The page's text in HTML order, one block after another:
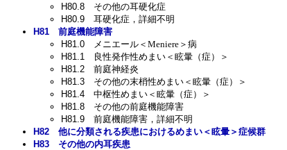
H80.8 その他の耳硬化症
H80.9 耳硬化症，詳細不明
H81 前庭機能障害
H81.0 メニエール＜Meniere＞病
H81.1
良性発作性めまい＜眩暈（症）＞
H81.2 前庭神経炎
H81.3 その他の末梢性めまい＜眩暈（症）＞
H81.4 中枢性めまい＜眩暈（症）＞
H81.8 その他の前庭機能障害
H81.9 前庭機能障害，詳細不明
H82 他に分類される疾患におけるめまい＜眩暈＞症候群
H83 その他の内耳疾患